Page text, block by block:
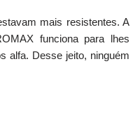
mais resistentes. A
funciona para lhes
alfa. Desse jeito, ninguém